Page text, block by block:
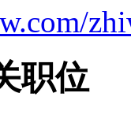
职位